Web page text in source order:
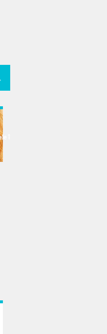
temperatura exterioara
înscrise în ADN-ul femeiesc.